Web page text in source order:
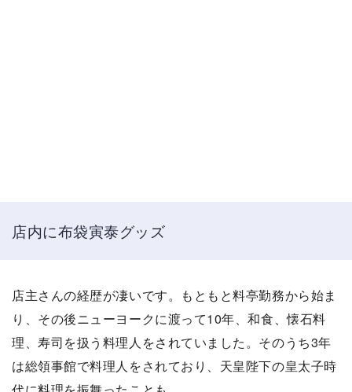
店内に布袋寅泰グッズ
店主さんの経歴が凄いです。もともと料亭勤務から始ま
り、その後ニューヨークに渡って10年、和食、懐石料
理、寿司を扱う料理人をされていました。そのうち3年
は総領事館で料理人をされており、天皇陛下の皇太子時